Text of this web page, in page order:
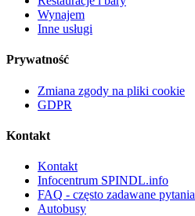
Wynajem
Inne usługi
Prywatność
Zmiana zgody na pliki cookie
GDPR
Kontakt
Kontakt
Infocentrum SPINDL.info
FAQ - często zadawane pytania
Autobusy